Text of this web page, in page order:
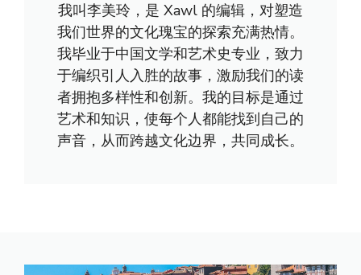
我叫李美玲，是 Xawl 的编辑，对塑造
我们世界的文化瑰宝的探索充满热情。
我毕业于中国文学和艺术史专业，致力
于编织引人入胜的故事，激励我们的读
者拥抱多样性和创新。我的目标是通过
艺术和知识，使每个人都能找到自己的
声音，从而跨越文化边界，共同成长。